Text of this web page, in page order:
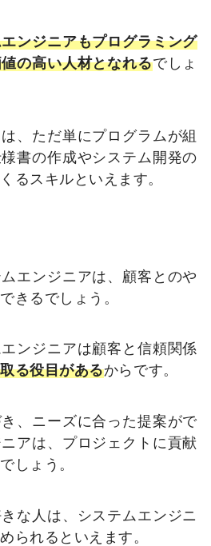
ンジニアもプログラミング
の高い人材となれるでしょ
、ただ単にプログラムが組
書の作成やシステム開発の
るスキルといえます。
エンジニアは、顧客とのや
きるでしょう。
ンジニアは顧客と信頼関係
る役目があるからです。
、ニーズに合った提案がで
アは、プロジェクトに貢献
しょう。
な人は、システムエンジニ
られるといえます。